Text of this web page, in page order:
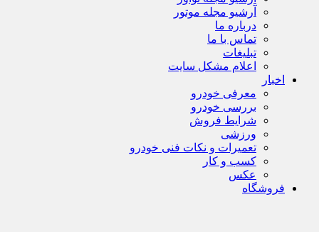
آرشیو مجله موتور
درباره ما
تماس با ما
تبلیغات
اعلام مشکل سایت
اخبار
معرفی خودرو
بررسی خودرو
شرایط فروش
ورزشی
تعمیرات و نکات فنی خودرو
کسب و کار
عکس
فروشگاه